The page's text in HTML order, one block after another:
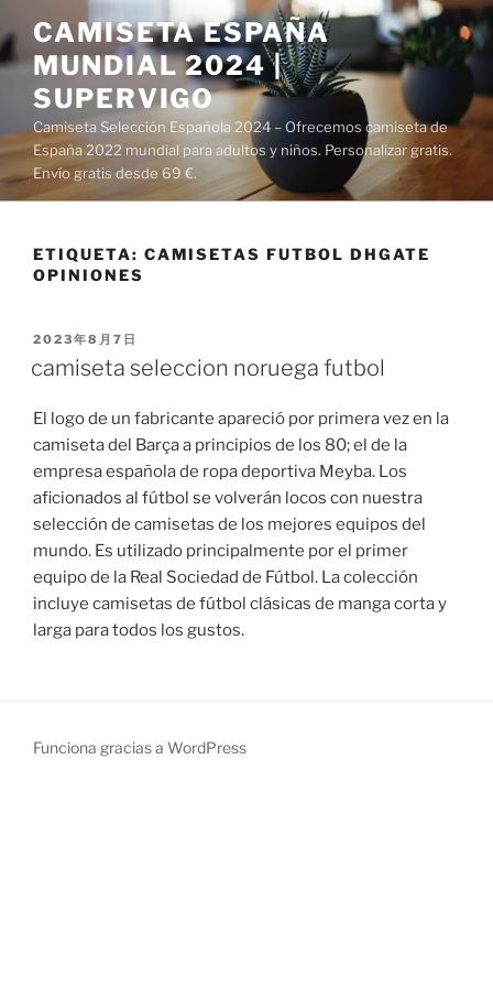
al
contenido
CAMISETA ESPAÑA
MUNDIAL 2024 |
SUPERVIGO
Camiseta Selección Española 2024 – Ofrecemos camiseta de
España 2022 mundial para adultos y niños. Personalizar gratis.
Envío gratis desde 69 €.
ETIQUETA: CAMISETAS FUTBOL DHGATE
OPINIONES
PUBLICADO
2023年8月7日
camiseta seleccion noruega futbol
El logo de un fabricante apareció por primera vez en la
camiseta del Barça a principios de los 80; el de la
empresa española de ropa deportiva Meyba. Los
aficionados al fútbol se volverán locos con nuestra
selección de camisetas de los mejores equipos del
mundo. Es utilizado principalmente por el primer
equipo de la Real Sociedad de Fútbol. La colección
incluye camisetas de fútbol clásicas de manga corta y
larga para todos los gustos.
Funciona gracias a WordPress